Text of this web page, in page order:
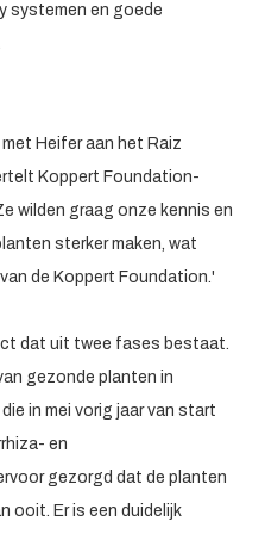
systemen en goede
Heifer aan het Raiz
Koppert Foundation-
wilden graag onze kennis en
sterker maken, wat
de Koppert Foundation.'
dat uit twee fases bestaat.
gezonde planten in
in mei vorig jaar van start
en
gezorgd dat de planten
ooit. Er is een duidelijk